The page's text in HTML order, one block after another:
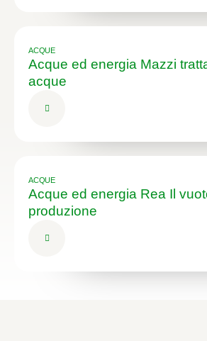
ACQUE
Acque ed energia Mazzi
acque
ACQUE
Acque ed energia Rea Il
produzione